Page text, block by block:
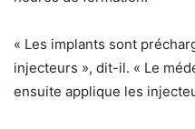
« Les implants sont
injecteurs », dit-il. « Le
ensuite applique les